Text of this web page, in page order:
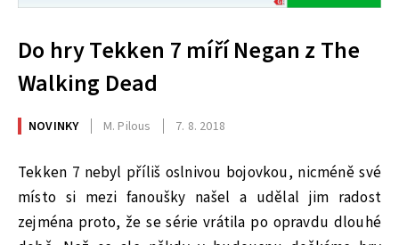
Do hry Tekken 7 míří Negan z The
Walking Dead
NOVINKY M. Pilous 7. 8. 2018
Tekken 7 nebyl příliš oslnivou bojovkou, nicméně své
místo si mezi fanoušky našel a udělal jim radost
zejména proto, že se série vrátila po opravdu dlouhé